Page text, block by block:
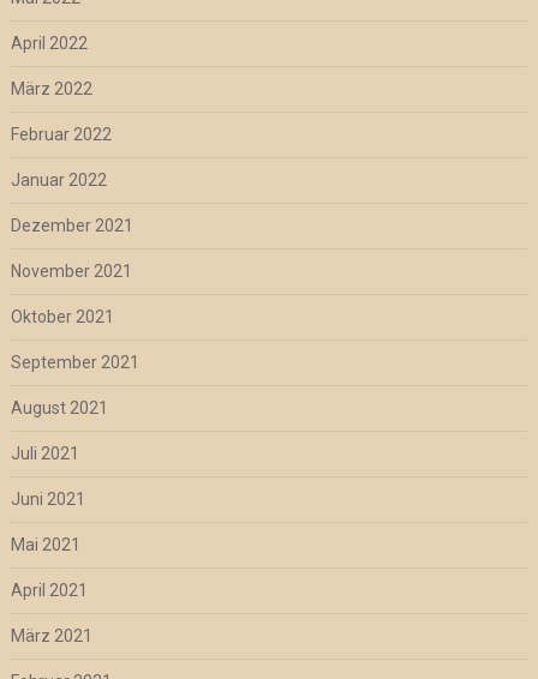
April 2022
März 2022
Februar 2022
Januar 2022
Dezember 2021
November 2021
Oktober 2021
September 2021
August 2021
Juli 2021
Juni 2021
Mai 2021
April 2021
März 2021